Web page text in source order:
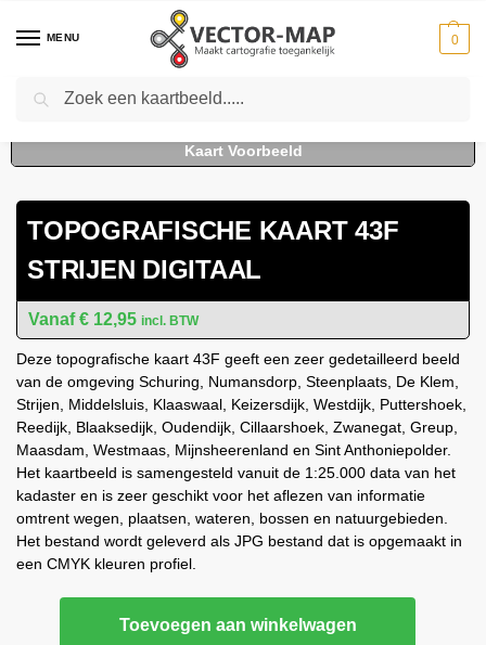
MENU 0
Home Kaarten - Topografische kaarten
TOPOGRAFISCHE KAART 43F
STRIJEN DIGITAAL
€ 12,95 incl. BTW
Deze topografische kaart 43F geeft een zeer gedetailleerd beeld
van de omgeving Schuring, Numansdorp, Steenplaats, De Klem,
Strijen, Middelsluis, Klaaswaal, Keizersdijk, Westdijk, Puttershoek,
Reedijk, Blaaksedijk, Oudendijk, Cillaarshoek, Zwanegat, Greup,
Maasdam, Westmaas, Mijnsheerenland en Sint Anthoniepolder.
Het kaartbeeld is samengesteld vanuit de 1:25.000 data van het
kadaster en is zeer geschikt voor het aflezen van informatie
omtrent wegen, plaatsen, wateren, bossen en natuurgebieden.
Het bestand wordt geleverd als JPG bestand dat is opgemaakt in
een CMYK kleuren profiel.
Toevoegen aan winkelwagen